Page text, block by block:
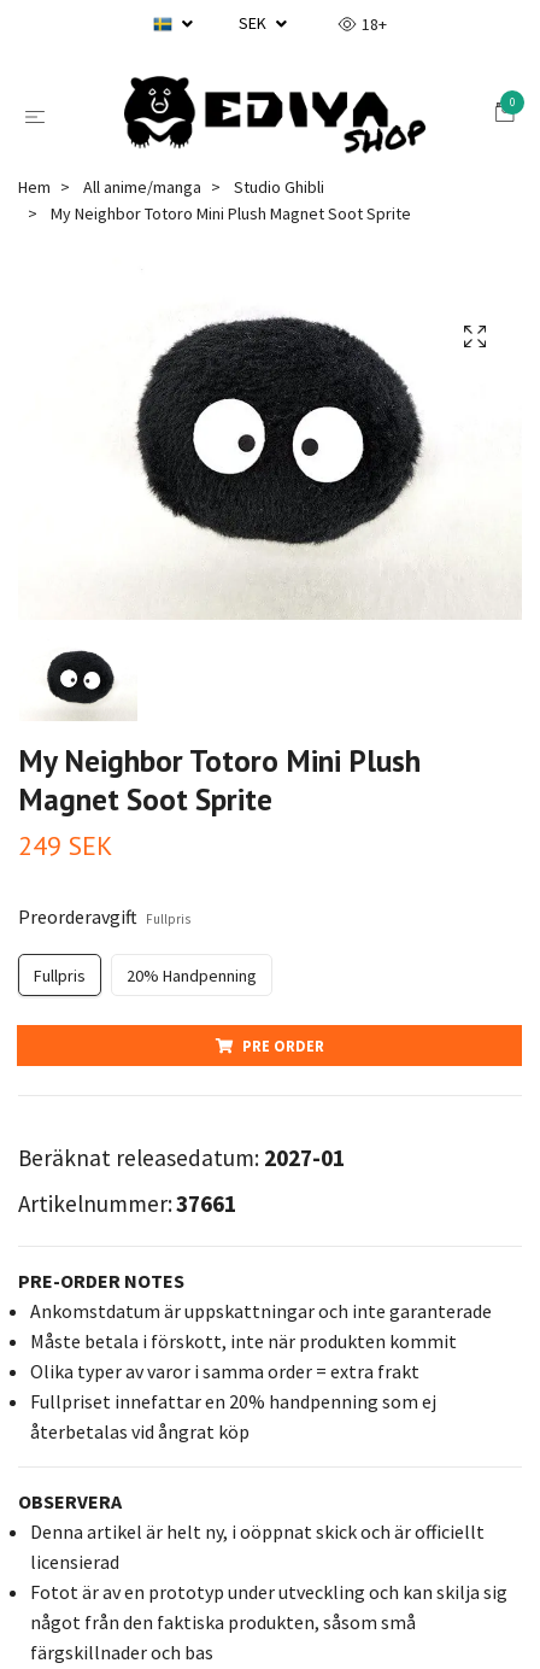
SEK 18+
0
Hem All anime/manga
Studio Ghibli
My Neighbor Totoro Mini Plush Magnet Soot Sprite
My Neighbor Totoro Mini Plush
Magnet Soot Sprite
249 SEK
Preorderavgift Fullpris
Fullpris 20% Handpenning
PRE ORDER
Beräknat releasedatum: 2027-01
Artikelnummer:37661
PRE-ORDER NOTES
Ankomstdatum är uppskattningar och inte garanterade
Måste betala i förskott, inte när produkten kommit
Olika typer av varor i samma order = extra frakt
Fullpriset innefattar en 20% handpenning som ej
återbetalas vid ångrat köp
OBSERVERA
Denna artikel är helt ny, i oöppnat skick och är officiellt
licensierad
Fotot är av en prototyp under utveckling och kan skilja sig
något från den faktiska produkten, såsom små
färgskillnader och bas